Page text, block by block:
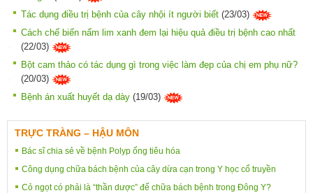
Tác dụng điều trị bệnh của cây nhội ít người biết (23/03)
Cách chế biến nấm lim xanh đem lại hiệu quả điều trị bệnh cao nhất
(22/03)
Bột cam thảo có tác dụng gì trong việc làm đẹp của chị em phụ nữ?
(20/03)
Bệnh án xuất huyết dạ dày (19/03)
TRỰC TRÀNG – HẬU MÔN
Bác sĩ chia sẻ về bệnh Polyp ống tiêu hóa
Công dụng chữa bách bệnh của cây dừa cạn trong Y học cổ truyền
Cỏ ngọt có phải là “thần dược” để chữa bách bệnh trong Đông Y?